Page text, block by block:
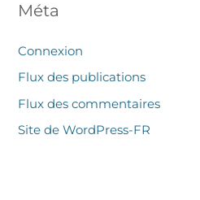
Méta
Connexion
Flux des publications
Flux des commentaires
Site de WordPress-FR